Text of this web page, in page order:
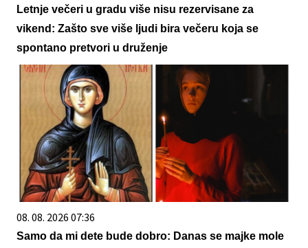
Letnje večeri u gradu više nisu rezervisane za
vikend: Zašto sve više ljudi bira večeru koja se
spontano pretvori u druženje
08. 08. 2026 07:36
Samo da mi dete bude dobro: Danas se majke mole